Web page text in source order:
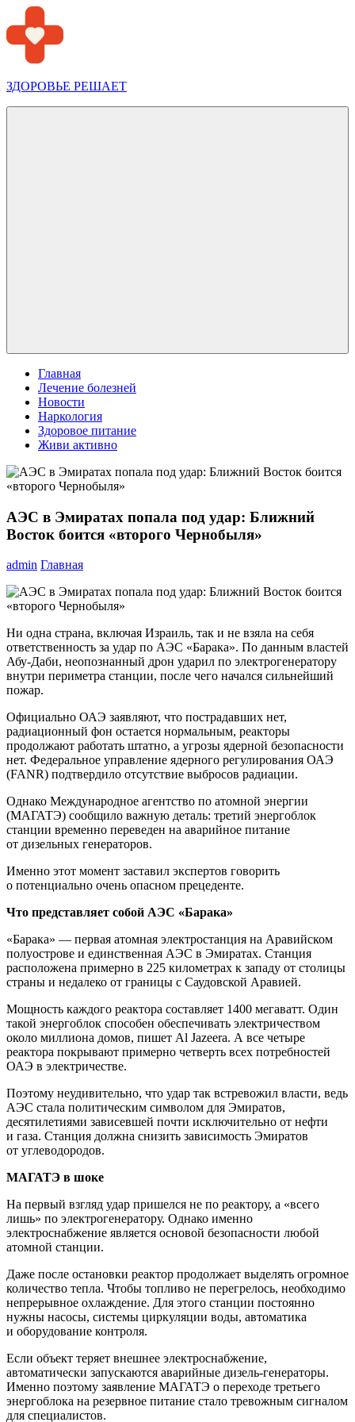
Перейти
к
содержимому
ЗДОРОВЬЕ РЕШАЕТ
Главная
Лечение болезней
Новости
Наркология
Здоровое питание
Живи активно
АЭС в Эмиратах попала под удар: Ближний
Восток боится «второго Чернобыля»
admin Главная
Ни одна страна, включая Израиль, так и не взяла на себя
ответственность за удар по АЭС «Барака». По данным властей
Абу-Даби, неопознанный дрон ударил по электрогенератору
внутри периметра станции, после чего начался сильнейший
пожар.
Официально ОАЭ заявляют, что пострадавших нет,
радиационный фон остается нормальным, реакторы
продолжают работать штатно, а угрозы ядерной безопасности
нет. Федеральное управление ядерного регулирования ОАЭ
(FANR) подтвердило отсутствие выбросов радиации.
Однако Международное агентство по атомной энергии
(МАГАТЭ) сообщило важную деталь: третий энергоблок
станции временно переведен на аварийное питание
от дизельных генераторов.
Именно этот момент заставил экспертов говорить
о потенциально очень опасном прецеденте.
Что представляет собой АЭС «Барака»
«Барака» — первая атомная электростанция на Аравийском
полуострове и единственная АЭС в Эмиратах. Станция
расположена примерно в 225 километрах к западу от столицы
страны и недалеко от границы с Саудовской Аравией.
Мощность каждого реактора составляет 1400 мегаватт. Один
такой энергоблок способен обеспечивать электричеством
около миллиона домов, пишет Al Jazeera. А все четыре
реактора покрывают примерно четверть всех потребностей
ОАЭ в электричестве.
Поэтому неудивительно, что удар так встревожил власти, ведь
АЭС стала политическим символом для Эмиратов,
десятилетиями зависевшей почти исключительно от нефти
и газа. Станция должна снизить зависимость Эмиратов
от углеводородов.
МАГАТЭ в шоке
На первый взгляд удар пришелся не по реактору, а «всего
лишь» по электрогенератору. Однако именно
электроснабжение является основой безопасности любой
атомной станции.
Даже после остановки реактор продолжает выделять огромное
количество тепла. Чтобы топливо не перегрелось, необходимо
непрерывное охлаждение. Для этого станции постоянно
нужны насосы, системы циркуляции воды, автоматика
и оборудование контроля.
Если объект теряет внешнее электроснабжение,
автоматически запускаются аварийные дизель-генераторы.
Именно поэтому заявление МАГАТЭ о переходе третьего
энергоблока на резервное питание стало тревожным сигналом
для специалистов.